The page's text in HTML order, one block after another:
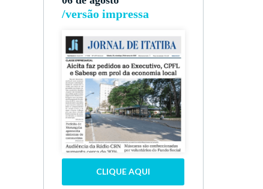
/versão impressa
CLIQUE AQUI